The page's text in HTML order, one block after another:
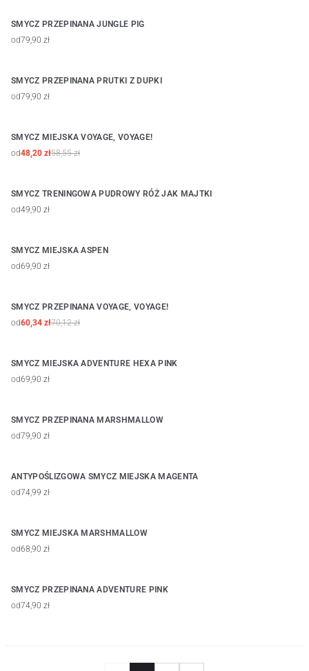
SMYCZ PRZEPINANA JUNGLE PIG
od79,90 zł
SMYCZ PRZEPINANA PRUTKI Z DUPKI
od79,90 zł
SMYCZ MIEJSKA VOYAGE, VOYAGE!
od48,20 zł58,55 zł
SMYCZ TRENINGOWA PUDROWY RÓŻ JAK MAJTKI
od49,90 zł
SMYCZ MIEJSKA ASPEN
od69,90 zł
SMYCZ PRZEPINANA VOYAGE, VOYAGE!
od60,34 zł70,12 zł
SMYCZ MIEJSKA ADVENTURE HEXA PINK
od69,90 zł
SMYCZ PRZEPINANA MARSHMALLOW
od79,90 zł
ANTYPOŚLIZGOWA SMYCZ MIEJSKA MAGENTA
od74,99 zł
SMYCZ MIEJSKA MARSHMALLOW
od68,90 zł
SMYCZ PRZEPINANA ADVENTURE PINK
od74,90 zł